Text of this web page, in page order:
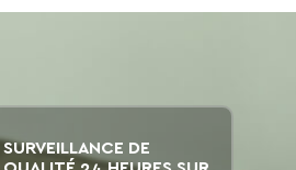
SURVEILLANCE DE